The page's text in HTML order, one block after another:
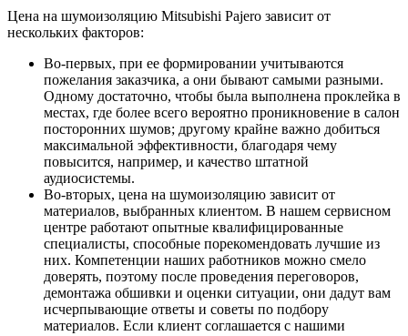
Цена на шумоизоляцию Mitsubishi Pajero зависит от
нескольких факторов:
Во-первых, при ее формировании учитываются
пожелания заказчика, а они бывают самыми разными.
Одному достаточно, чтобы была выполнена проклейка в
местах, где более всего вероятно проникновение в салон
посторонних шумов; другому крайне важно добиться
максимальной эффективности, благодаря чему
повысится, например, и качество штатной
аудиосистемы.
Во-вторых, цена на шумоизоляцию зависит от
материалов, выбранных клиентом. В нашем сервисном
центре работают опытные квалифицированные
специалисты, способные порекомендовать лучшие из
них. Компетенции наших работников можно смело
доверять, поэтому после проведения переговоров,
демонтажа обшивки и оценки ситуации, они дадут вам
исчерпывающие ответы и советы по подбору
материалов. Если клиент соглашается с нашими